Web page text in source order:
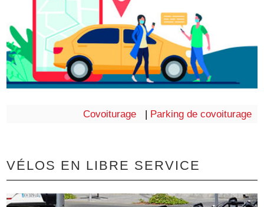
Covoiturage | Parking de covoiturage
VÉLOS EN LIBRE SERVICE